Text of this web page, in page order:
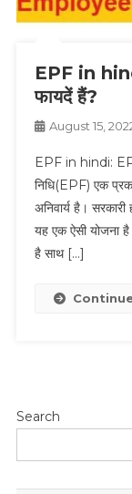
EPF in
फायदें हैं?
August 15,
EPF in hindi:
निधि(EPF) एक
अनिवार्य है। सरकारी
यह एक ऐसी योजना है
है साथ […]
Search